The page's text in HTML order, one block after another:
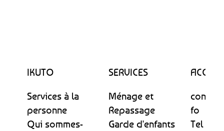
IKUTO
Services à la
personne
Qui sommes-
SERVICES
Ménage et
Repassage
Garde d'enfants
fo
Tel :